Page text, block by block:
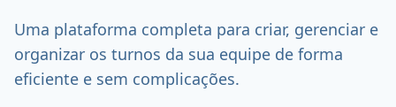
Uma plataforma completa para criar, gerenciar e
organizar os turnos da sua equipe de forma
eficiente e sem complicações.